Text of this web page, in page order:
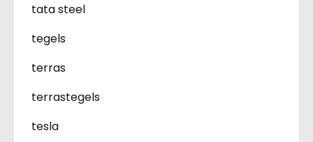
tata steel
tegels
terras
terrastegels
tesla